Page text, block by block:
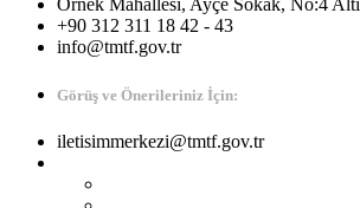
+90 312 311 18 42 - 43
info@tmtf.gov.tr
Görüş ve Önerileriniz İçin:
iletisimmerkezi@tmtf.gov.tr